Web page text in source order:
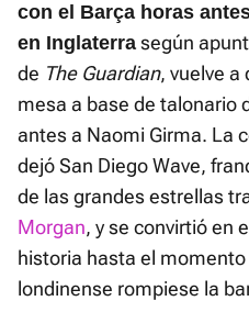
con el Barça horas
en Inglaterra según
de The Guardian, vuelve a
mesa a base de talonario
antes a Naomi Girma. La
dejó San Diego Wave,
de las grandes estrellas
Morgan, y se convirtió en
historia hasta el
londinense rompiese la